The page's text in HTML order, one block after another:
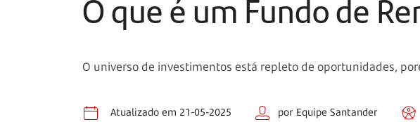
O que é um Fundo de
O universo de investimentos está repleto de oportunidades,
Atualizado em 21-05-2025 por Equipe Santander